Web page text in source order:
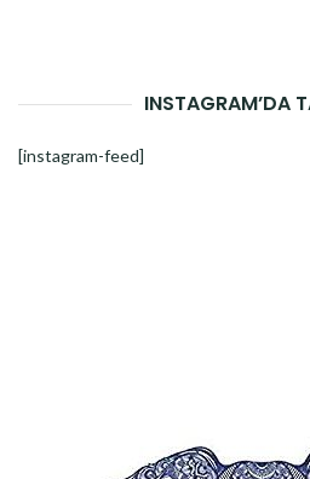
INSTAGRAM’DA
[instagram-feed]